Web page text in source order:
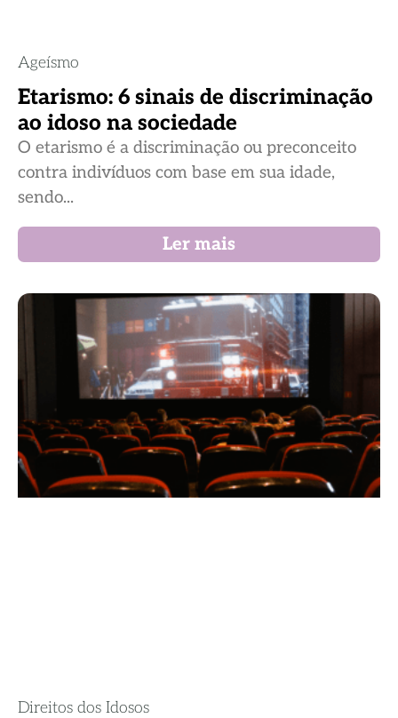
Ageísmo
Etarismo: 6 sinais de discriminação
ao idoso na sociedade
O etarismo é a discriminação ou preconceito
contra indivíduos com base em sua idade,
sendo...
Ler mais
Direitos dos Idosos